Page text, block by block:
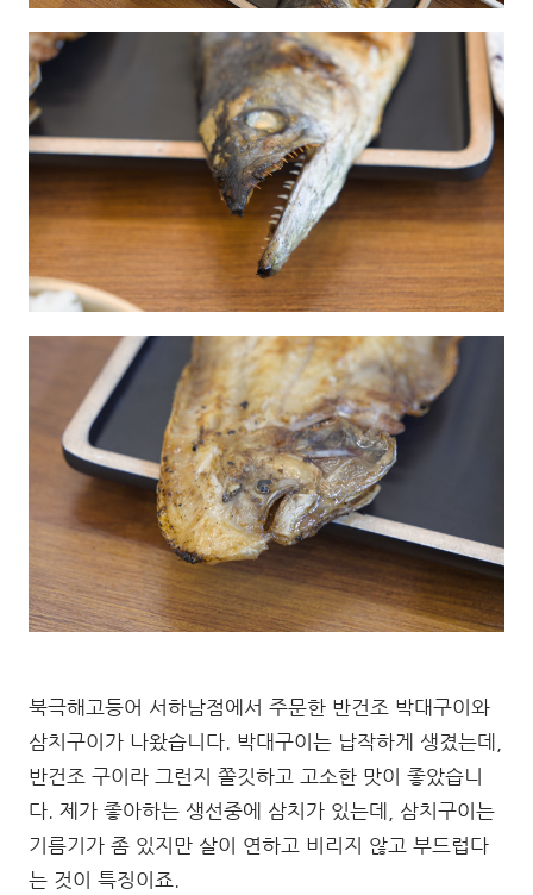
북극해고등어 서하남점에서 주문한 반건조 박대구이와
삼치구이가 나왔습니다. 박대구이는 납작하게 생겼는데,
반건조 구이라 그런지 쫄깃하고 고소한 맛이 좋았습니
다. 제가 좋아하는 생선중에 삼치가 있는데, 삼치구이는
기름기가 좀 있지만 살이 연하고 비리지 않고 부드럽다
는 것이 특징이죠.